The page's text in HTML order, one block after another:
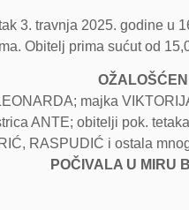
3. travnja 2025. godine u
Obitelj prima sućut od
majka
ANTE; obitelji pok.
RASPUDIĆ i ostala
POČIVALA U MIRU